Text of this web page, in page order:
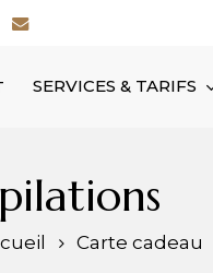
email
SERVICES & TARIFS
Carte cadeau